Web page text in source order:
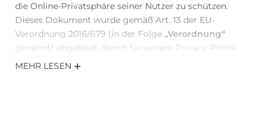
die Online-Privatsphäre seiner Nutzer zu schützen.
Dieses Dokument wurde gemäß Art. 13 der EU-
Verordnung 2016/679 (in der Folge „Verordnung“
genannt) abgefasst, damit Sie unsere Privacy-Politik
kennenlernen und verstehen, wie Ihre persönlichen
MEHR LESEN